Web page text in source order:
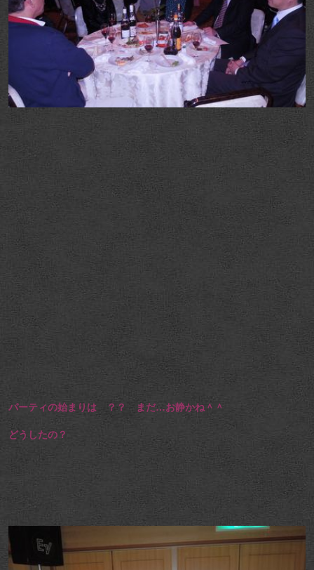
パーティの始まりは ？？ まだ…お静かね＾＾
どうしたの？